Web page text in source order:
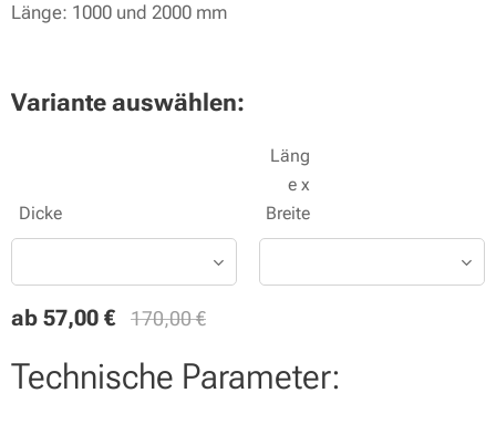
Länge: 1000 und 2000 mm
Variante auswählen:
Dicke
Läng
e x
Breite
ab 57,00 € 170,00€
Technische Parameter: